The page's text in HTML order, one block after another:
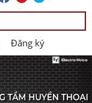
Đăng ký